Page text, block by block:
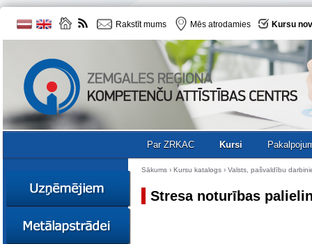
Rakstīt mums Mēs atrodamies Kursu
Par ZRKAC Kursi
Sākums › Kursu katalogs › Valsts, pašvaldību
Stresa noturības